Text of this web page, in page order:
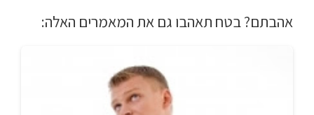
אהבתם? בטח תאהבו גם את המאמרים האלה: